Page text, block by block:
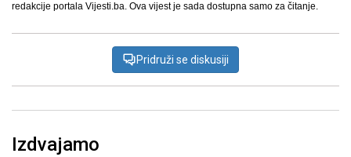
redakcije portala Vijesti.ba. Ova vijest je sada dostupna samo za čitanje.
Pridruži se diskusiji
Izdvajamo